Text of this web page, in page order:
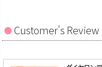
Customer's Review